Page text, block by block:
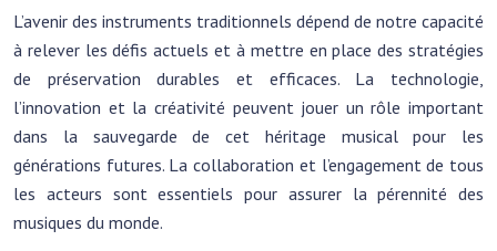
L’avenir des instruments traditionnels dépend de notre capacité
à relever les défis actuels et à mettre en place des stratégies
de préservation durables et efficaces. La technologie,
l’innovation et la créativité peuvent jouer un rôle important
dans la sauvegarde de cet héritage musical pour les
générations futures. La collaboration et l’engagement de tous
les acteurs sont essentiels pour assurer la pérennité des
musiques du monde.